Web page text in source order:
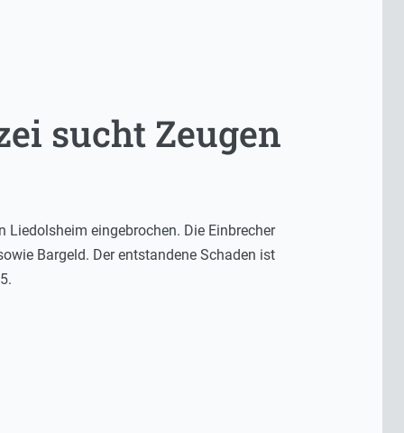
sucht Zeugen
eingebrochen. Die Einbrecher
Bargeld. Der entstandene Schaden ist